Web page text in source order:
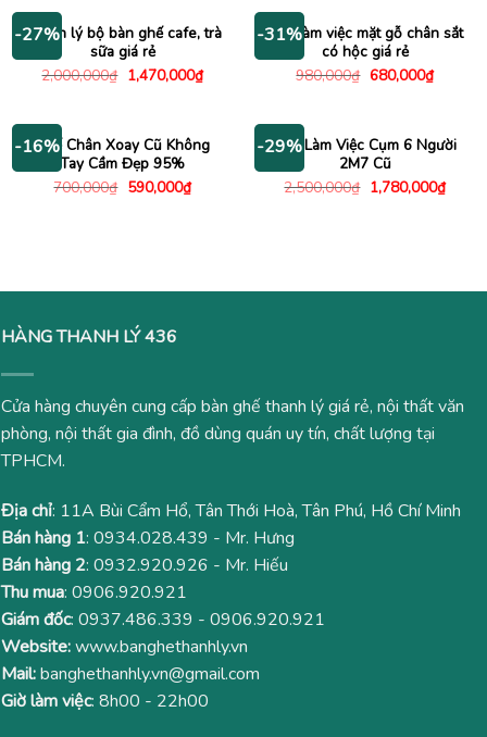
580,000₫.
-27%
Thanh lý bộ bàn ghế cafe, trà
sữa giá rẻ
2,000,000₫ Giá
gốc
1,470,000₫Giá
hiện
1,470,000₫.
-31%
Bàn làm việc mặt gỗ chân sắt
có hộc giá rẻ
980,000₫ Giá
680,000₫Giá
hiện
-16%
Ghế Chân Xoay Cũ Không
Tay Cầm Đẹp 95%
700,000₫ Giá
590,000₫Giá
hiện
-29%
Bàn Làm Việc Cụm 6 Người
2M7 Cũ
2,500,000₫ Giá
gốc
1,780,000₫Giá
hiện
HÀNG THANH LÝ 436
Cửa hàng chuyên cung cấp bàn ghế thanh lý giá rẻ, nội thất văn
phòng, nội thất gia đình, đồ dùng quán uy tín, chất lượng tại
TPHCM.
Địa chỉ: 11A Bùi Cẩm Hổ, Tân Thới Hoà, Tân Phú, Hồ Chí Minh
Bán hàng 1: 0934.028.439 - Mr. Hưng
Bán hàng 2: 0932.920.926 - Mr. Hiếu
Thu mua: 0906.920.921
Giám đốc: 0937.486.339 - 0906.920.921
Website:www.banghethanhly.vn
Mail:banghethanhly.vn@gmail.com
Giờ làm việc: 8h00 - 22h00